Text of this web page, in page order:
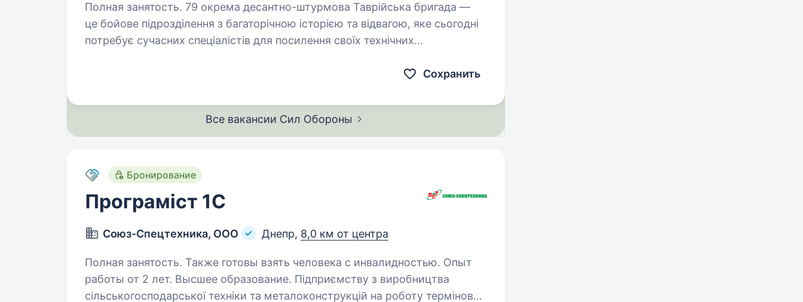
Полная занятость. 79 окрема десантно-штурмова Таврійська бригада —
це бойове підрозділення з багаторічною історією та відвагою, яке сьогодні
потребує сучасних спеціалістів для посилення своїх технічних
Сохранить
Все вакансии Сил Обороны
Бронирование
Програміст 1C
Союз-Cпецтехника, ООО Днепр, 8,0 км от центра
Полная занятость. Также готовы взять человека с инвалидностью. Опыт
работы от 2 лет. Высшее образование. Підприємству з виробництва
сільськогосподарської техніки та металоконструкцій на роботу терміново